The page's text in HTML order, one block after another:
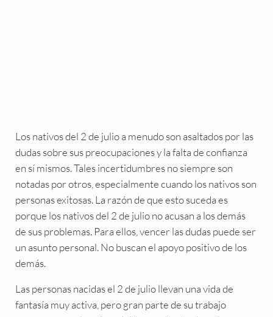
Los nativos del 2 de julio a menudo son asaltados por las
dudas sobre sus preocupaciones y la falta de confianza
en sí mismos. Tales incertidumbres no siempre son
notadas por otros, especialmente cuando los nativos son
personas exitosas. La razón de que esto suceda es
porque los nativos del 2 de julio no acusan a los demás
de sus problemas. Para ellos, vencer las dudas puede ser
un asunto personal. No buscan el apoyo positivo de los
demás.
Las personas nacidas el 2 de julio llevan una vida de
fantasía muy activa, pero gran parte de su trabajo